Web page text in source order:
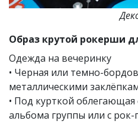
Образ крутой рокерши
Одежда на вечеринку
• Черная или темно-
металлическими
• Под курткой
альбома группы или с рок-